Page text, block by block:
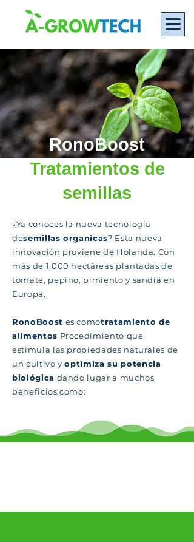
RonoBoost
Tratamientos de
semillas
¿Ya conoces la nueva tecnología
desemillas organicas? Esta nueva
innovación proviene de Holanda. Con
más de 1.000 hectáreas plantadas de
tomate, pepino, pimiento y sandía en
Europa.
RonoBoost es comotratamiento de
alimentos Procedimiento que
estimula las propiedades naturales de
un cultivo yoptimiza su potencia
biológica dando lugar a muchos
beneficios como: